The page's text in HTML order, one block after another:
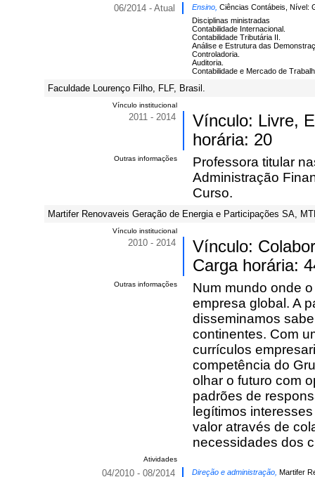
06/2014 - Atual Ensino, Ciências Contábeis, Nível:
Disciplinas ministradas
Contabilidade Internacional.
Contabilidade Tributária II.
Análise e Estrutura das
Controladoria.
Auditoria.
Contabilidade e Mercado de
Faculdade Lourenço Filho, FLF, Brasil.
Vínculo institucional
2011 - 2014
Vínculo: Livre,
horária: 20
Outras informações
Professora titular
Administração
Curso.
Martifer Renovaveis Geração de Energia e Participações SA,
Vínculo institucional
2010 - 2014
Vínculo:
Carga horária:
Outras informações
Num mundo onde
empresa global. A
disseminamos
continentes. Com
currículos
competência do
olhar o futuro com
padrões de
legítimos
valor através de
necessidades dos
Atividades
04/2010 - 08/2014 Direção e administração, Martifer